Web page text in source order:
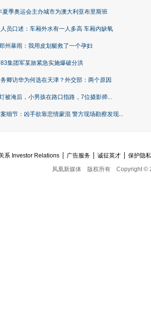
夏季奥运会主办城市为澳大利亚布里斯班
员口述：车厢外水有一人多高 车厢内缺氧
州暴雨：我用皮划艇救了一个孕妇
集团军某旅紧急实施爆破分洪
卿访华为何选在天津？外交部：两个原因
被淹后，小男孩在路口指路，7位摄影师...
细节：凶手欲靠悲情蒙混 警方现场勘察发现...
系 Investor Relations 广告服务 诚征英才
保护隐
凤凰新媒体
版权所有 Copyright ©